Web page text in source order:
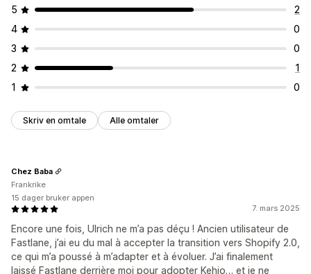
5
2
4
0
3
0
2
1
1
0
Skriv en omtale Alle omtaler
7. mars 2025
Encore une fois, Ulrich ne m’a pas déçu ! Ancien utilisateur de
Fastlane, j’ai eu du mal à accepter la transition vers Shopify 2.0,
ce qui m’a poussé à m’adapter et à évoluer. J’ai finalement
laissé Fastlane derrière moi pour adopter Kehio… et je ne
Chez Baba
Frankrike
15 dager bruker appen